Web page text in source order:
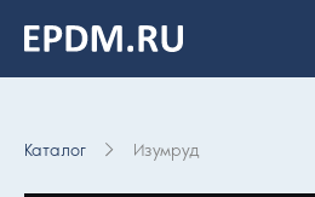
На главную
страницу
Каталог Изумруд